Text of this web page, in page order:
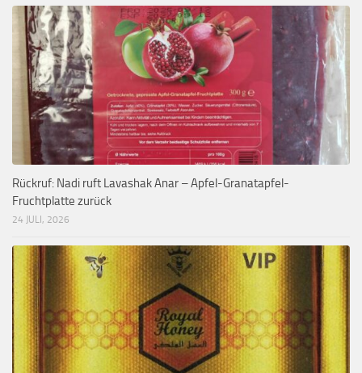
Rückruf: Nadi ruft Lavashak Anar – Apfel-Granatapfel-
Fruchtplatte zurück
24 JULI, 2026